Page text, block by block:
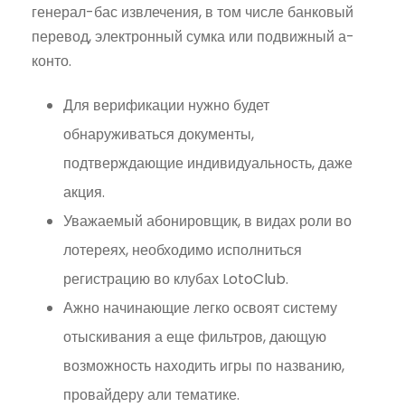
генерал-бас извлечения, в том числе банковый
перевод, электронный сумка или подвижный а-
конто.
Для верификации нужно будет
обнаруживаться документы,
подтверждающие индивидуальность, даже
акция.
Уважаемый абонировщик, в видах роли во
лотереях, необходимо исполниться
регистрацию во клубах LotoClub.
Ажно начинающие легко освоят систему
отыскивания а еще фильтров, дающую
возможность находить игры по названию,
провайдеру али тематике.